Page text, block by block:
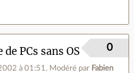
PCs sans OS
à 01:51 . Modéré par Fabien
0